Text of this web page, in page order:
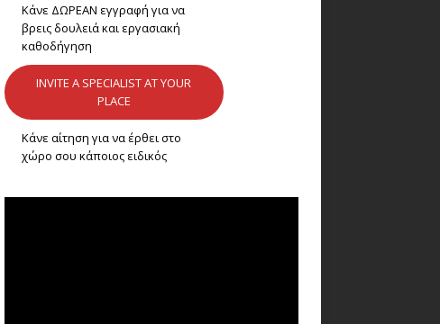
Κάνε ΔΩΡΕΑΝ εγγραφή για να
βρεις δουλειά και εργασιακή
καθοδήγηση
INVITE A SPECIALIST AT YOUR
PLACE
Κάνε αίτηση για να έρθει στο
χώρο σου κάποιος ειδικός